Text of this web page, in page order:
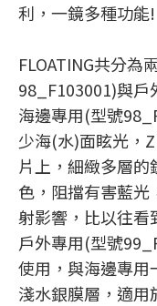
利，一鏡多種功能!
FLOATING共分為
98_F103001)與戶
海邊專用(型號
少海(水)面眩光，
片上，細緻多層
色，阻擋有害藍
射影響，比以往看
戶外專用(型號
使用，與海邊專用
淺水銀膜層，適用